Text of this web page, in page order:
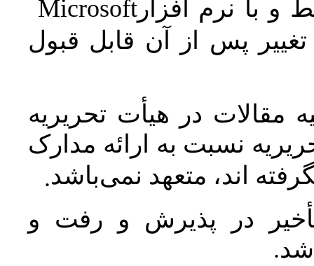
و با نرم افزارMicrosoft
پس از آن قابل قبول
مقالات در هیأت تحریریه
نسبت به ارائه مدارک
اند، متعهد نمی‌باشد.
در پذیرش و رفت و
شد.